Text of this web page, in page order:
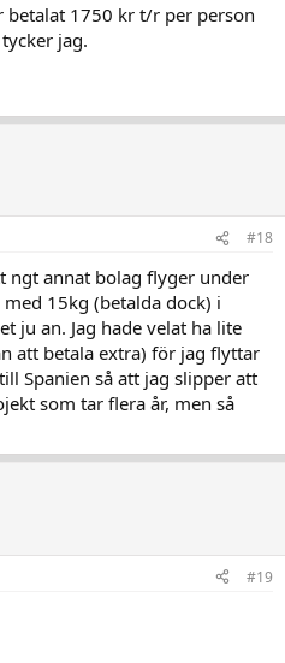
betalat 1750 kr t/r per person
jag.
#18
ngt annat bolag flyger under
15kg (betalda dock) i
ju an. Jag hade velat ha lite
att betala extra) för jag flyttar
Spanien så att jag slipper att
som tar flera år, men så
#19